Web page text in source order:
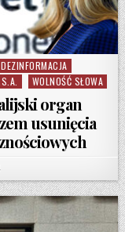
DEZINFORMACJA
WOLNOŚĆ SŁOWA
organ
usunięcia